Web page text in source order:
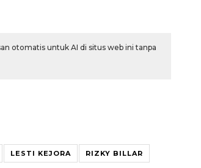
otomatis untuk AI di situs web ini tanpa
LESTI KEJORA RIZKY BILLAR